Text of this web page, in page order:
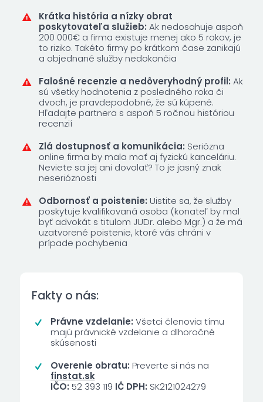
Krátka história a nízky obrat
poskytovateľa služieb: Ak nedosahuje aspoň
200 000€ a firma existuje menej ako 5 rokov, je
to riziko. Takéto firmy po krátkom čase zanikajú
a objednané služby nedokončia
Falošné recenzie a nedôveryhodný profil: Ak
sú všetky hodnotenia z posledného roka či
dvoch, je pravdepodobné, že sú kúpené.
Hľadajte partnera s aspoň 5 ročnou históriou
recenzií
Zlá dostupnosť a komunikácia: Seriózna
online firma by mala mať aj fyzickú kanceláriu.
Neviete sa jej ani dovolať? To je jasný znak
neserióznosti
Odbornosť a poistenie: Uistite sa, že služby
poskytuje kvalifikovaná osoba (konateľ by mal
byť advokát s titulom JUDr. alebo Mgr.) a že má
uzatvorené poistenie, ktoré vás chráni v
prípade pochybenia
Fakty o nás:
Právne vzdelanie: Všetci členovia tímu
majú právnické vzdelanie a dlhoročné
skúsenosti
Overenie obratu: Preverte si nás na
finstat.sk
IČO: 52 393 119 IČ DPH: SK2121024279